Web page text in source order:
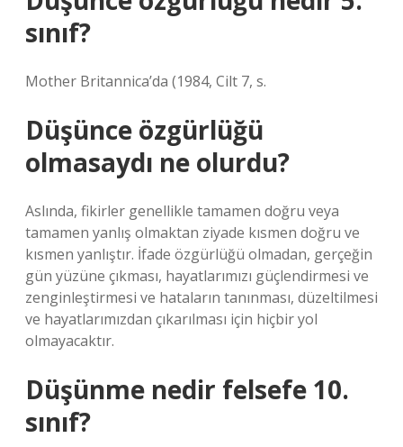
sınıf?
Mother Britannica’da (1984, Cilt 7, s.
Düşünce özgürlüğü
olmasaydı ne olurdu?
Aslında, fikirler genellikle tamamen doğru veya
tamamen yanlış olmaktan ziyade kısmen doğru ve
kısmen yanlıştır. İfade özgürlüğü olmadan, gerçeğin
gün yüzüne çıkması, hayatlarımızı güçlendirmesi ve
zenginleştirmesi ve hataların tanınması, düzeltilmesi
ve hayatlarımızdan çıkarılması için hiçbir yol
olmayacaktır.
Düşünme nedir felsefe 10.
sınıf?